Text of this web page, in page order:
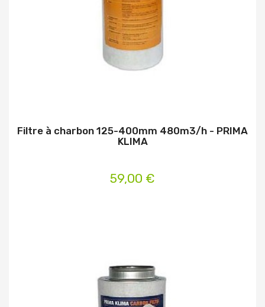
Filtre à charbon 125-400mm 480m3/h - PRIMA
KLIMA
59,00 €